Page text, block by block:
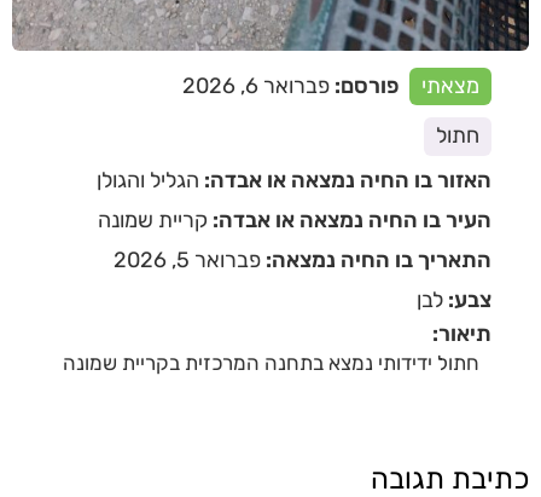
מצאתי פורסם:פברואר 6, 2026
חתול
האזור בו החיה נמצאה או אבדה: הגליל והגולן
העיר בו החיה נמצאה או אבדה: קריית שמונה
התאריך בו החיה נמצאה:פברואר 5, 2026
צבע:לבן
תיאור:
חתול ידידותי נמצא בתחנה המרכזית בקריית שמונה
כתיבת תגובה